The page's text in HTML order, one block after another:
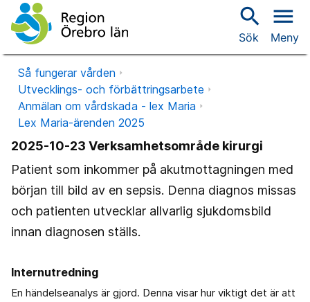
search
Sök
menu
Meny
Så fungerar vården
Utvecklings- och förbättringsarbete
Anmälan om vårdskada - lex Maria
Lex Maria-ärenden 2025
2025-10-23 Verksamhetsområde kirurgi
Patient som inkommer på akutmottagningen med
början till bild av en sepsis. Denna diagnos missas
och patienten utvecklar allvarlig sjukdomsbild
innan diagnosen ställs.
Internutredning
En händelseanalys är gjord. Denna visar hur viktigt det är att